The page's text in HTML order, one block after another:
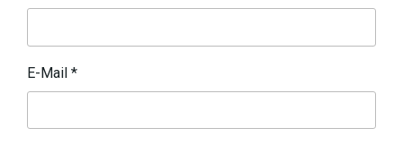
E-Mail *